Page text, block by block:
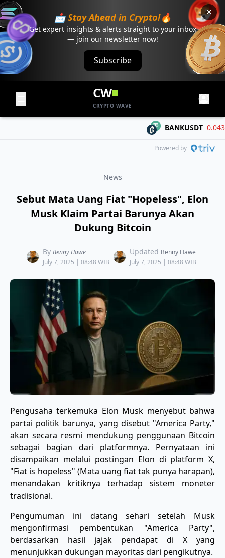
📩 Stay Ahead in Crypto!🔥
Get expert insights & alerts straight to your inbox
— join our newsletter now!
Subscribe
CW
CRYPTO WAVE
BANKUSDT 0.04303
Powered by
News
Sebut Mata Uang Fiat "Hopeless", Elon
Musk Klaim Partai Barunya Akan
Dukung Bitcoin
By Benny Hawe
July 7, 2025 | 08:48 WIB
Updated Benny Hawe
July 7, 2025 | 08:48 WIB
Pengusaha terkemuka Elon Musk menyebut bahwa
partai politik barunya, yang disebut "America Party,"
akan secara resmi mendukung penggunaan Bitcoin
sebagai bagian dari platformnya. Pernyataan ini
disampaikan melalui postingan Elon di platform X,
"Fiat is hopeless" (Mata uang fiat tak punya harapan),
menandakan kritiknya terhadap sistem moneter
tradisional.
Pengumuman ini datang sehari setelah Musk
mengonfirmasi pembentukan "America Party",
berdasarkan hasil jajak pendapat di X yang
menunjukkan dukungan mayoritas dari pengikutnya.